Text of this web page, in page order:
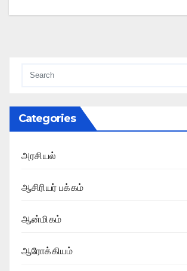
Categories
அரசியல்
ஆசிரியர் பக்கம்
ஆன்மிகம்
ஆரோக்கியம்